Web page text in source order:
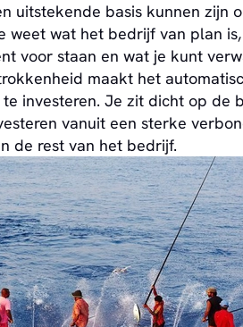
uitstekende basis kunnen zijn
weet wat het bedrijf van plan
voor staan en wat je kunt
maakt het
investeren. Je zit dicht op de
vanuit een sterke
de rest van het bedrijf.